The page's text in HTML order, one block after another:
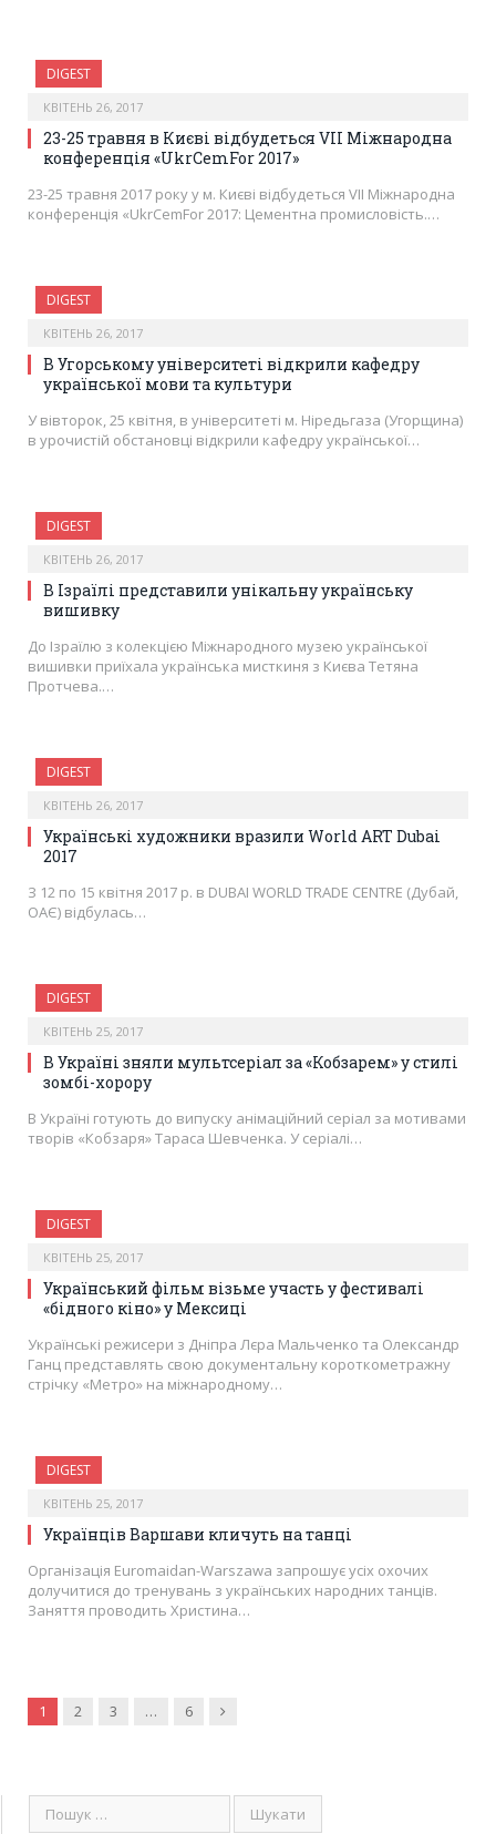
DIGEST
КВІТЕНЬ 26, 2017
23-25 травня в Києві відбудеться VIІ Міжнародна
конференція «UkrCemFor 2017»
23-25 травня 2017 року у м. Києві відбудеться VIІ Міжнародна
конференція «UkrCemFor 2017: Цементна промисловість.…
DIGEST
КВІТЕНЬ 26, 2017
В Угорському університеті відкрили кафедру
української мови та культури
У вівторок, 25 квітня, в університеті м. Ніредьгаза (Угорщина)
в урочистій обстановці відкрили кафедру української…
DIGEST
КВІТЕНЬ 26, 2017
В Ізраїлі представили унікальну українську
вишивку
До Ізраїлю з колекцією Міжнародного музею української
вишивки приїхала українська мисткиня з Києва Тетяна
Протчева.…
DIGEST
КВІТЕНЬ 26, 2017
Українські художники вразили World ART Dubai
2017
З 12 по 15 квітня 2017 р. в DUBAI WORLD TRADE CENTRE (Дубай,
ОАЄ) відбулась…
DIGEST
КВІТЕНЬ 25, 2017
В Україні зняли мультсеріал за «Кобзарем» у стилі
зомбі-хорору
В Україні готують до випуску анімаційний серіал за мотивами
творів «Кобзаря» Тараса Шевченка. У серіалі…
DIGEST
КВІТЕНЬ 25, 2017
Український фільм візьме участь у фестивалі
«бідного кіно» у Мексиці
Українські режисери з Дніпра Лєра Мальченко та Олександр
Ганц представлять свою документальну короткометражну
стрічку «Метро» на міжнародному…
DIGEST
КВІТЕНЬ 25, 2017
Українців Варшави кличуть на танці
Організація Euromaidan-Warszawa запрошує усіх охочих
долучитися до тренувань з українських народних танців.
Заняття проводить Христина…
1 2 3 … 6 Наступня